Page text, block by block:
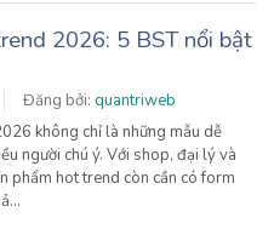
2026: 5 BST nổi bật
Đăng bởi: quantriweb
không chỉ là những mẫu dễ
người chú ý. Với shop, đại lý và
phẩm hot trend còn cần có form